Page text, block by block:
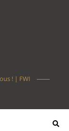
! | FWI